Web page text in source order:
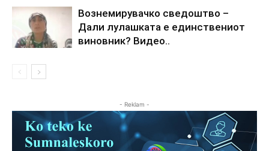
Вознемирувачко сведоштво –
Дали лулашката е единствениот
виновник? Видео..
- Reklam -